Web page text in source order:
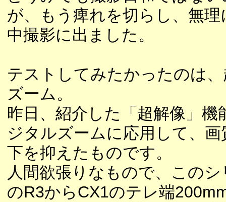
が、もう痺れを切らし、無理
中撮影に出ました。
テストしてみたかったのは
ズーム。
昨日、紹介した「超解像」機
ジタルズームに応用して、画
下を抑えたものです。
人間欲張りなもので、このシ
のR3からCX1のテレ端